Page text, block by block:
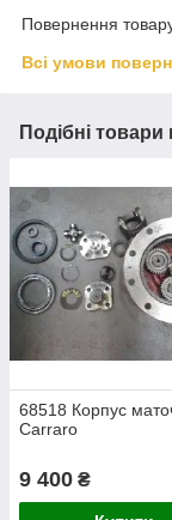
Повернення
Всі умови
Подібні товари
68518 Корпус
Carraro
9 400 ₴